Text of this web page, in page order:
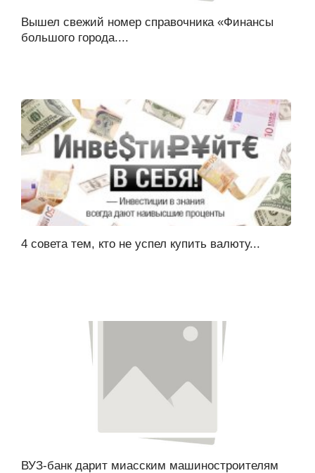
Вышел свежий номер справочника «Финансы
большого города....
4 совета тем, кто не успел купить валюту...
ВУЗ-банк дарит миасским машиностроителям